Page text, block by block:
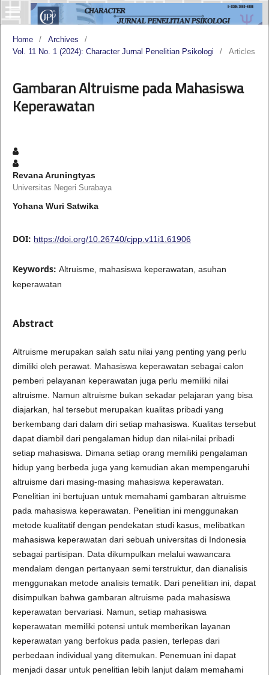
Home / Archives
/
Vol. 11 No. 1 (2024): Character Jurnal Penelitian Psikologi
/ Articles
Gambaran Altruisme pada Mahasiswa
Keperawatan
Revana Aruningtyas
Universitas Negeri Surabaya
Yohana Wuri Satwika
DOI: https://doi.org/10.26740/cjpp.v11i1.61906
Keywords: Altruisme, mahasiswa keperawatan, asuhan
keperawatan
Abstract
Altruisme merupakan salah satu nilai yang penting yang perlu
dimiliki oleh perawat. Mahasiswa keperawatan sebagai calon
pemberi pelayanan keperawatan juga perlu memiliki nilai
altruisme. Namun altruisme bukan sekadar pelajaran yang bisa
diajarkan, hal tersebut merupakan kualitas pribadi yang
berkembang dari dalam diri setiap mahasiswa. Kualitas tersebut
dapat diambil dari pengalaman hidup dan nilai-nilai pribadi
setiap mahasiswa. Dimana setiap orang memiliki pengalaman
hidup yang berbeda juga yang kemudian akan mempengaruhi
altruisme dari masing-masing mahasiswa keperawatan.
Penelitian ini bertujuan untuk memahami gambaran altruisme
pada mahasiswa keperawatan. Penelitian ini menggunakan
metode kualitatif dengan pendekatan studi kasus, melibatkan
mahasiswa keperawatan dari sebuah universitas di Indonesia
sebagai partisipan. Data dikumpulkan melalui wawancara
mendalam dengan pertanyaan semi terstruktur, dan dianalisis
menggunakan metode analisis tematik. Dari penelitian ini, dapat
disimpulkan bahwa gambaran altruisme pada mahasiswa
keperawatan bervariasi. Namun, setiap mahasiswa
keperawatan memiliki potensi untuk memberikan layanan
keperawatan yang berfokus pada pasien, terlepas dari
perbedaan individual yang ditemukan. Penemuan ini dapat
menjadi dasar untuk penelitian lebih lanjut dalam memahami